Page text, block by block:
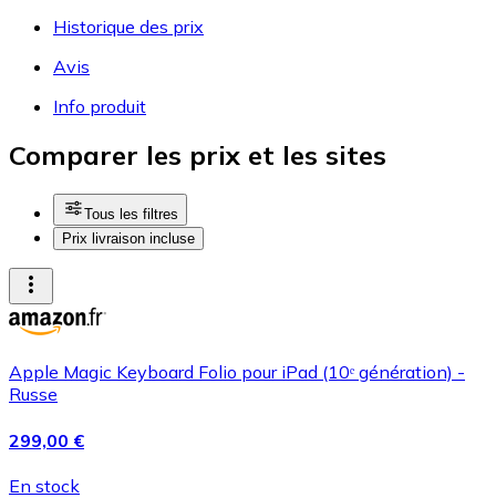
Historique des prix
Avis
Info produit
Comparer les prix et les sites
Tous les filtres
Prix livraison incluse
Apple Magic Keyboard Folio pour iPad (10ᵉ génération) -
Russe
299,00 €
En stock